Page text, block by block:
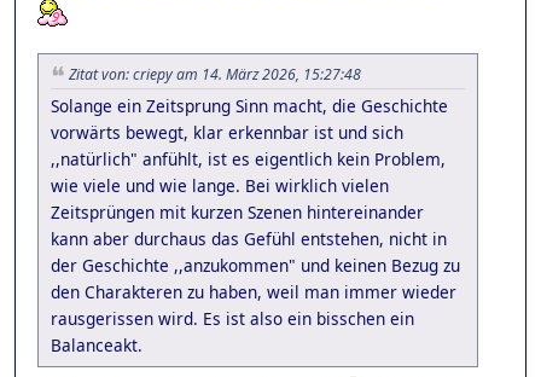
Zitat von: criepy am 14. März 2026, 15:27:48
Solange ein Zeitsprung Sinn macht, die Geschichte
vorwärts bewegt, klar erkennbar ist und sich
,,natürlich" anfühlt, ist es eigentlich kein Problem,
wie viele und wie lange. Bei wirklich vielen
Zeitsprüngen mit kurzen Szenen hintereinander
kann aber durchaus das Gefühl entstehen, nicht in
der Geschichte ,,anzukommen" und keinen Bezug zu
den Charakteren zu haben, weil man immer wieder
rausgerissen wird. Es ist also ein bisschen ein
Balanceakt.